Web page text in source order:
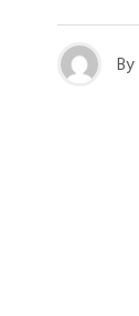
By